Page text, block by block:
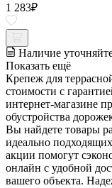
1 283₽
Наличие
Показать ещё
Крепеж для
стоимости с
интернет-магазине
обустройства
Вы найдете товары
идеально
акции помогут
онлайн с удобной
вашего объекта.